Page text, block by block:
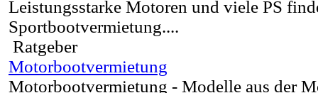
Leistungsstarke Motoren und viele PS
Sportbootvermietung....
Ratgeber
Motorbootvermietung
Motorbootvermietung - Modelle aus der